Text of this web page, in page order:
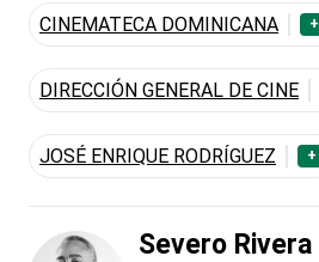
CINEMATECA DOMINICANA +
DIRECCIÓN GENERAL DE CINE
JOSÉ ENRIQUE RODRÍGUEZ +
Severo Rivera